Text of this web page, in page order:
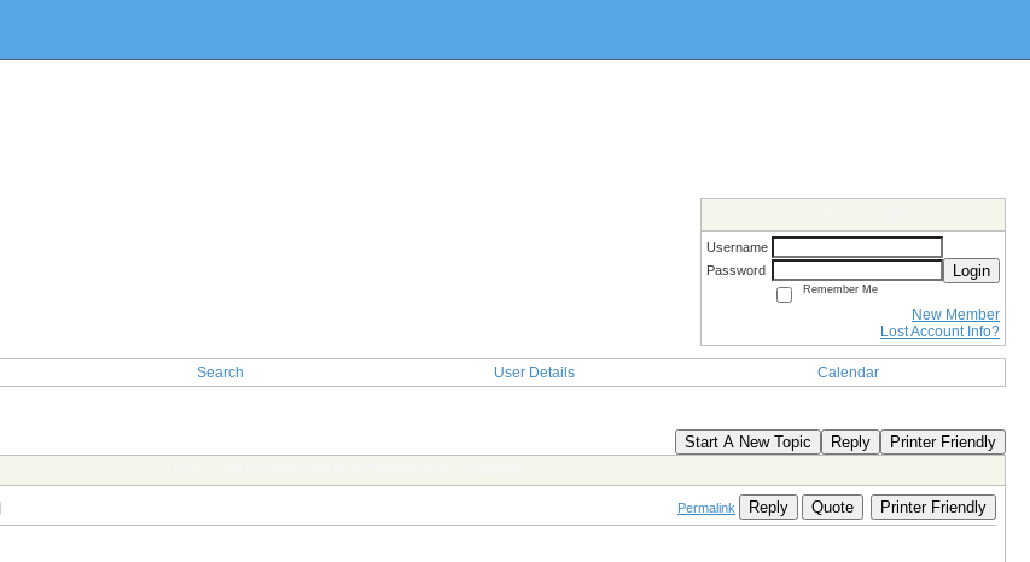
Username
Password
Login
Remember Me
New Member
Lost Account Info?
Search User Details Calendar
Start A New Topic Reply Printer Friendly
Permalink Reply Quote Printer Friendly